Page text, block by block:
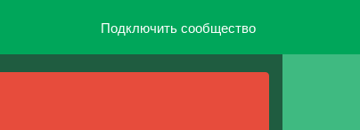
Подключить сообщество